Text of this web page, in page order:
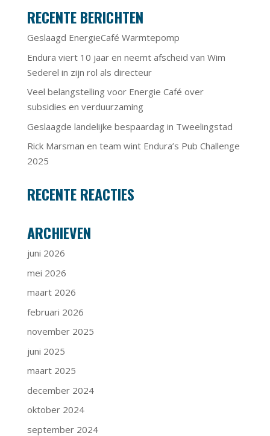
RECENTE BERICHTEN
Geslaagd EnergieCafé Warmtepomp
Endura viert 10 jaar en neemt afscheid van Wim
Sederel in zijn rol als directeur
Veel belangstelling voor Energie Café over
subsidies en verduurzaming
Geslaagde landelijke bespaardag in Tweelingstad
Rick Marsman en team wint Endura’s Pub Challenge
2025
RECENTE REACTIES
ARCHIEVEN
juni 2026
mei 2026
maart 2026
februari 2026
november 2025
juni 2025
maart 2025
december 2024
oktober 2024
september 2024